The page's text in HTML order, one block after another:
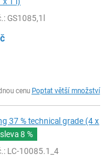
: GS1085,1l
cenu Poptat větší množství
37 % technical grade (4 x
8 %
: LC-10085.1_4